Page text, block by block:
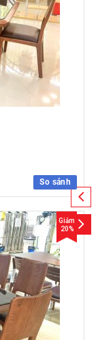
So sánh
Giảm
20%